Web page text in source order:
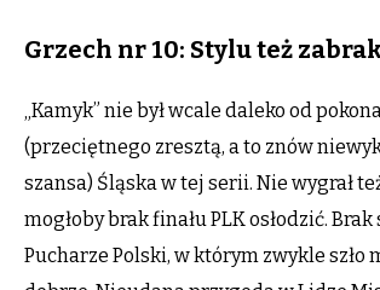
Grzech nr 10: Stylu też
„Kamyk” nie był wcale daleko od
(przeciętnego zresztą, a to znów
szansa) Śląska w tej serii. Nie wygrał
mogłoby brak finału PLK osłodzić.
Pucharze Polski, w którym zwykle szło